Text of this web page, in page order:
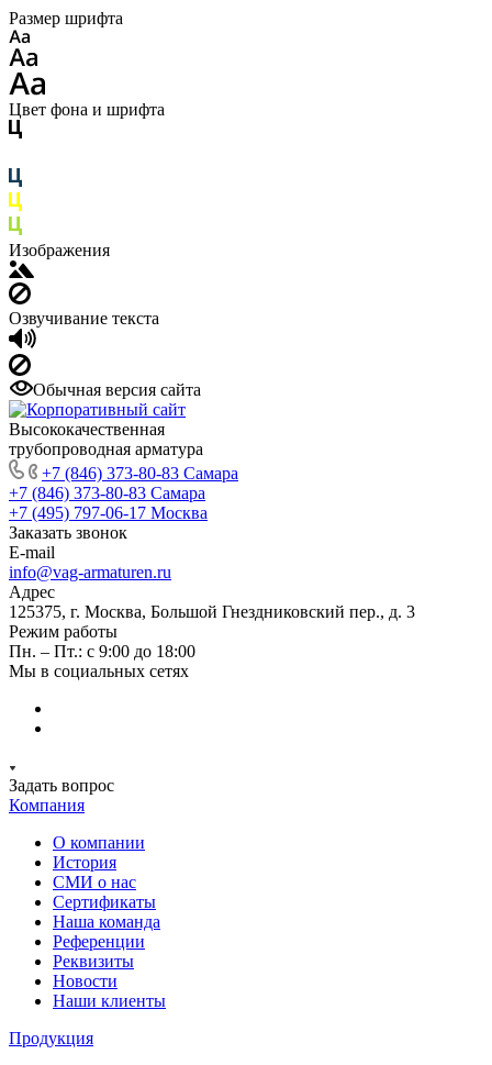
Размер шрифта
Цвет фона и шрифта
Изображения
Озвучивание текста
Обычная версия сайта
Высококачественная
трубопроводная арматура
+7 (846) 373-80-83 Самара
+7 (846) 373-80-83 Самара
+7 (495) 797-06-17 Москва
Заказать звонок
E-mail
info@vag-armaturen.ru
Адрес
125375, г. Москва, Большой Гнездниковский пер., д. 3
Режим работы
Пн. – Пт.: с 9:00 до 18:00
Мы в социальных сетях
Задать вопрос
Компания
О компании
История
СМИ о нас
Cертификаты
Наша команда
Референции
Реквизиты
Новости
Наши клиенты
Продукция